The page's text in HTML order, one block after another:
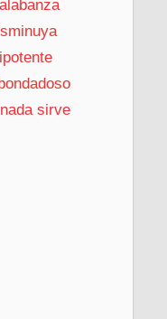
sirve